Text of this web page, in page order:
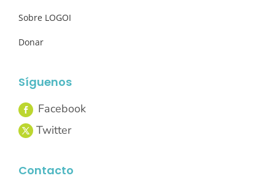
Sobre LOGOI
Donar
Síguenos
Contacto